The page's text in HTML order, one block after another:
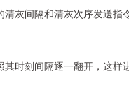
灰间隔和清灰次序发送指
时刻间隔逐一翻开，这样